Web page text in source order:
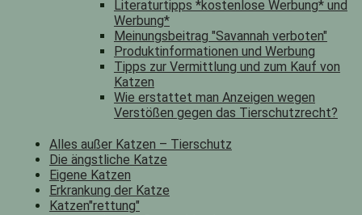
Literaturtipps *kostenlose Werbung* und
Werbung*
Meinungsbeitrag "Savannah verboten"
Produktinformationen und Werbung
Tipps zur Vermittlung und zum Kauf von
Katzen
Wie erstattet man Anzeigen wegen
Verstößen gegen das Tierschutzrecht?
Alles außer Katzen – Tierschutz
Die ängstliche Katze
Eigene Katzen
Erkrankung der Katze
Katzen"rettung"